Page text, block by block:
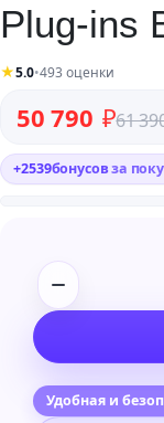
Plug-ins
★5.0•493 оценки
61
Первоначальная
50 790 ₽
Текущая цена: 50
+2539бонусовза
Удобная и